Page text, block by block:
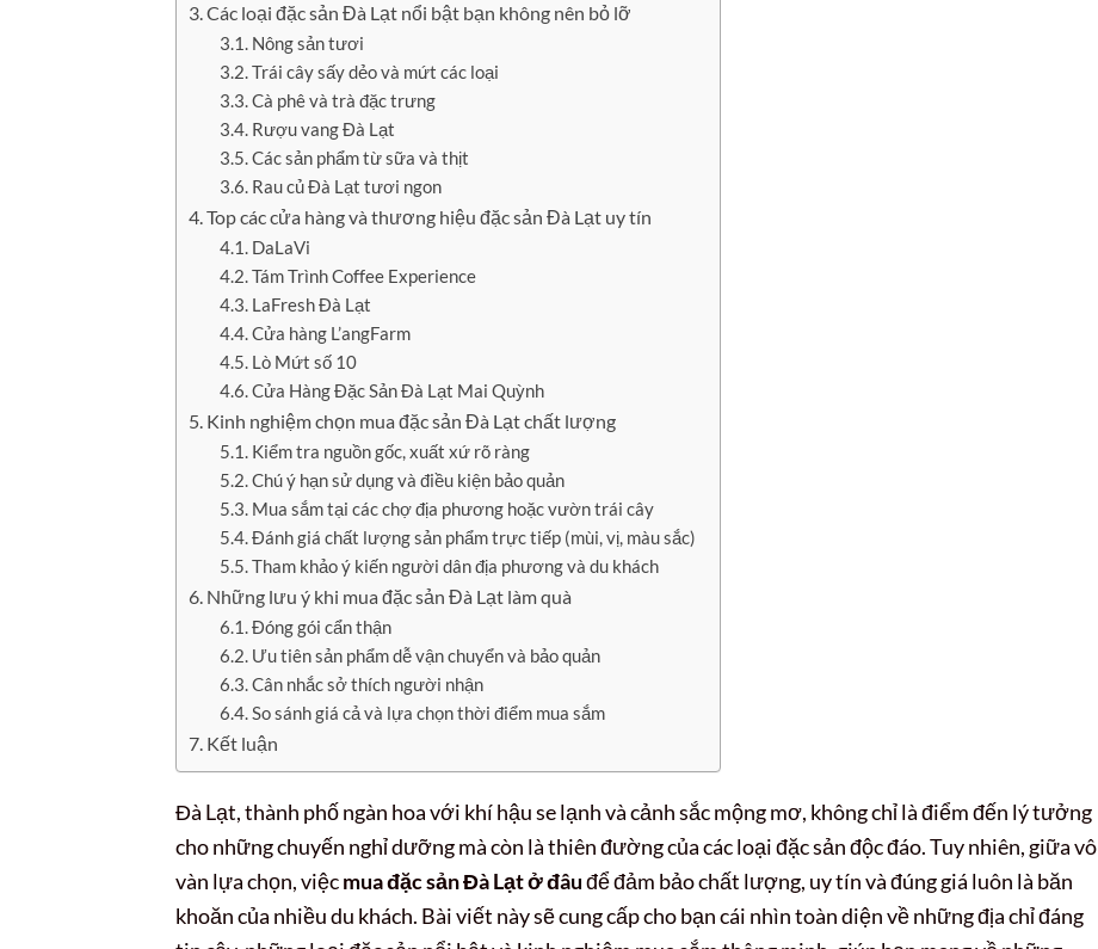
Các loại đặc sản Đà Lạt nổi bật bạn không nên bỏ lỡ
Nông sản tươi
Trái cây sấy dẻo và mứt các loại
Cà phê và trà đặc trưng
Rượu vang Đà Lạt
Các sản phẩm từ sữa và thịt
Rau củ Đà Lạt tươi ngon
Top các cửa hàng và thương hiệu đặc sản Đà Lạt uy tín
DaLaVi
Tám Trình Coffee Experience
LaFresh Đà Lạt
Cửa hàng L’angFarm
Lò Mứt số 10
Cửa Hàng Đặc Sản Đà Lạt Mai Quỳnh
Kinh nghiệm chọn mua đặc sản Đà Lạt chất lượng
Kiểm tra nguồn gốc, xuất xứ rõ ràng
Chú ý hạn sử dụng và điều kiện bảo quản
Mua sắm tại các chợ địa phương hoặc vườn trái cây
Đánh giá chất lượng sản phẩm trực tiếp (mùi, vị, màu sắc)
Tham khảo ý kiến người dân địa phương và du khách
Những lưu ý khi mua đặc sản Đà Lạt làm quà
Đóng gói cẩn thận
Ưu tiên sản phẩm dễ vận chuyển và bảo quản
Cân nhắc sở thích người nhận
So sánh giá cả và lựa chọn thời điểm mua sắm
Kết luận
Đà Lạt, thành phố ngàn hoa với khí hậu se lạnh và cảnh sắc mộng mơ, không chỉ là điểm đến lý tưởng
cho những chuyến nghỉ dưỡng mà còn là thiên đường của các loại đặc sản độc đáo. Tuy nhiên, giữa vô
vàn lựa chọn, việcmua đặc sản Đà Lạt ở đâuđể đảm bảo chất lượng, uy tín và đúng giá luôn là băn
khoăn của nhiều du khách. Bài viết này sẽ cung cấp cho bạn cái nhìn toàn diện về những địa chỉ đáng